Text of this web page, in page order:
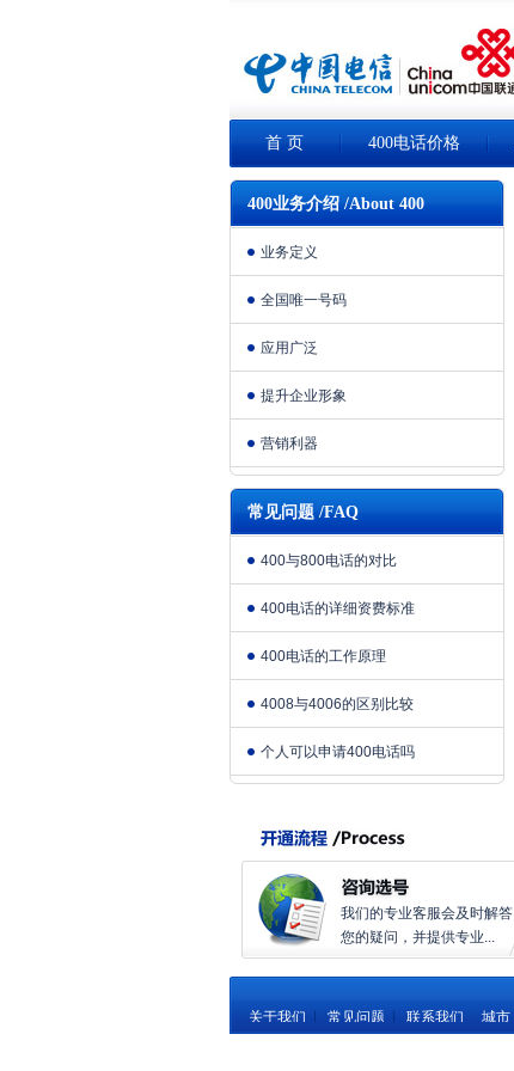
首 页 400电话价格
400业务介绍 /About 400
业务定义
全国唯一号码
应用广泛
提升企业形象
营销利器
常见问题 /FAQ
400与800电话的对比
400电话的详细资费标准
400电话的工作原理
4008与4006的区别比较
个人可以申请400电话吗
我们的专业客服会及时解答
您的疑问，并提供专业...
关于我们 常见问题 联系我们 城市